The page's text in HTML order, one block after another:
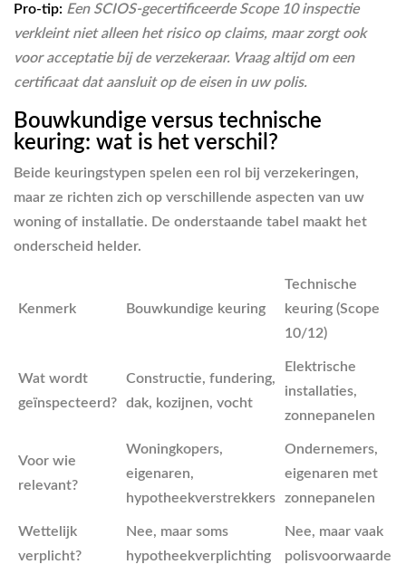
Pro-tip: Een SCIOS-gecertificeerde Scope 10 inspectie
verkleint niet alleen het risico op claims, maar zorgt ook
voor acceptatie bij de verzekeraar. Vraag altijd om een
certificaat dat aansluit op de eisen in uw polis.
Bouwkundige versus technische
keuring: wat is het verschil?
Beide keuringstypen spelen een rol bij verzekeringen,
maar ze richten zich op verschillende aspecten van uw
woning of installatie. De onderstaande tabel maakt het
onderscheid helder.
Kenmerk Bouwkundige keuring
Technische
keuring (Scope
10/12)
Wat wordt
geïnspecteerd?
Constructie, fundering,
dak, kozijnen, vocht
Elektrische
installaties,
zonnepanelen
Voor wie
relevant?
Woningkopers,
eigenaren,
hypotheekverstrekkers
Ondernemers,
eigenaren met
zonnepanelen
Wettelijk
verplicht?
Nee, maar soms
hypotheekverplichting
Nee, maar vaak
polisvoorwaarde